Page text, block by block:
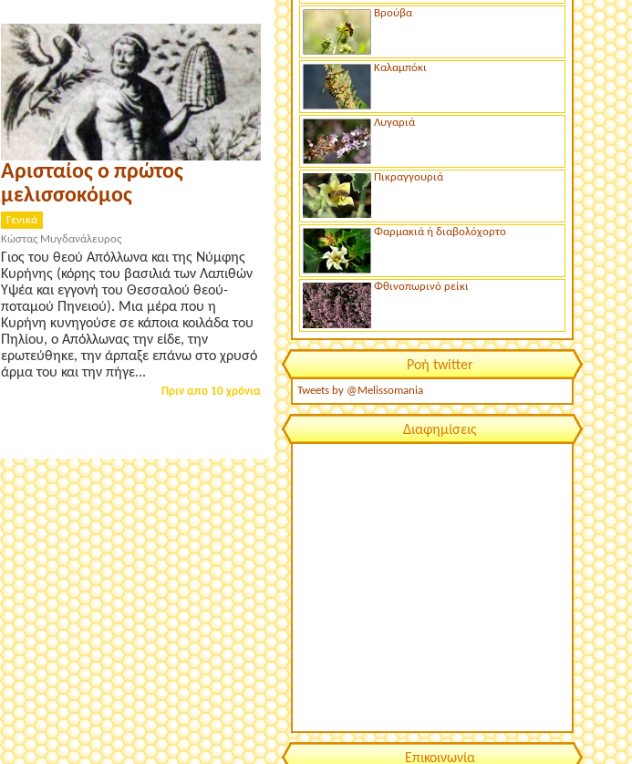
Βρούβα
Καλαμπόκι
Λυγαριά
Πικραγγουριά
Φαρμακιά ή διαβολόχορτο
Φθινοπωρινό ρείκι
Ροή twitter
Tweets by @Melissomania
Διαφημίσεις
Επικοινωνία
Αρισταίος ο πρώτος
μελισσοκόμος
Γενικά
Κώστας Μυγδανάλευρος
Γιος του θεού Απόλλωνα και της Νύμφης
Κυρήνης (κόρης του βασιλιά των Λαπιθών
Υψέα και εγγονή του Θεσσαλού θεού-
ποταμού Πηνειού). Μια μέρα που η
Κυρήνη κυνηγούσε σε κάποια κοιλάδα του
Πηλίου, ο Απόλλωνας την είδε, την
ερωτεύθηκε, την άρπαξε επάνω στο χρυσό
άρμα του και την πήγε...
Πριν απο 10 χρόνια